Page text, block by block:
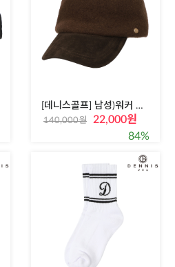
[데니스골프] 남성)워커 군모
140,000원
22,000원
84%